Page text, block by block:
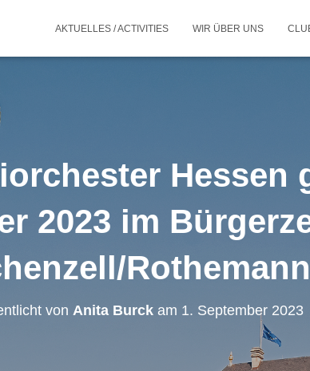
AKTUELLES / ACTIVITIES WIR ÜBER UNS
Hessen
2023 im
Rothemann
von Anita Burck am 1. September 2023